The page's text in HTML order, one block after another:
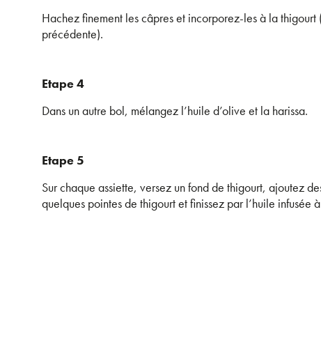
Hachez finement les câpres et incorporez-les à la
précédente).
Etape 4
Dans un autre bol, mélangez l’huile d’olive et la harissa.
Etape 5
Sur chaque assiette, versez un fond de thigourt, ajoutez
quelques pointes de thigourt et finissez par l’huile infusée